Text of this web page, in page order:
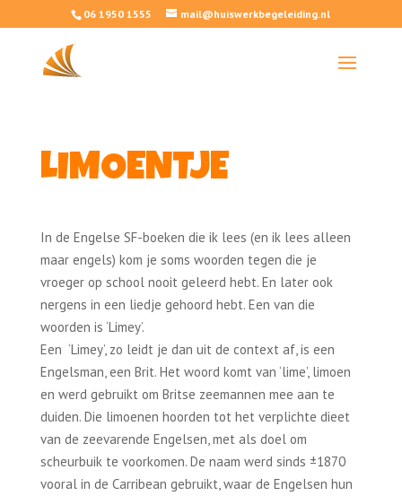
06 1950 1555 mail@huiswerkbegeleiding.nl
LIMOENTJE
In de Engelse SF-boeken die ik lees (en ik lees alleen
maar engels) kom je soms woorden tegen die je
vroeger op school nooit geleerd hebt. En later ook
nergens in een liedje gehoord hebt. Een van die
woorden is ‘Limey’.
Een ‘Limey’, zo leidt je dan uit de context af, is een
Engelsman, een Brit. Het woord komt van ‘lime’, limoen
en werd gebruikt om Britse zeemannen mee aan te
duiden. Die limoenen hoorden tot het verplichte dieet
van de zeevarende Engelsen, met als doel om
scheurbuik te voorkomen. De naam werd sinds ±1870
vooral in de Carribean gebruikt, waar de Engelsen hun